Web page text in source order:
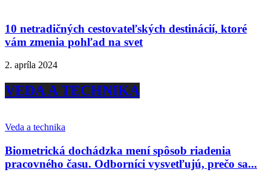
10 netradičných cestovateľských destinácií, ktoré
vám zmenia pohľad na svet
2. apríla 2024
VEDA A TECHNIKA
Veda a technika
Biometrická dochádzka mení spôsob riadenia
pracovného času. Odborníci vysvetľujú, prečo sa...